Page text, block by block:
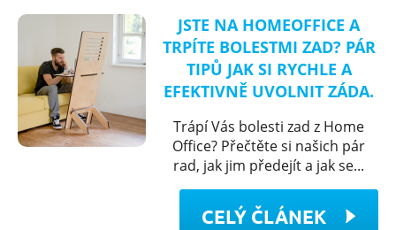
JSTE NA HOMEOFFICE A
TRPÍTE BOLESTMI ZAD? PÁR
TIPŮ JAK SI RYCHLE A
EFEKTIVNĚ UVOLNIT ZÁDA.
Trápí Vás bolesti zad z Home
Office? Přečtěte si našich pár
rad, jak jim předejít a jak se...
CELÝ ČLÁNEK